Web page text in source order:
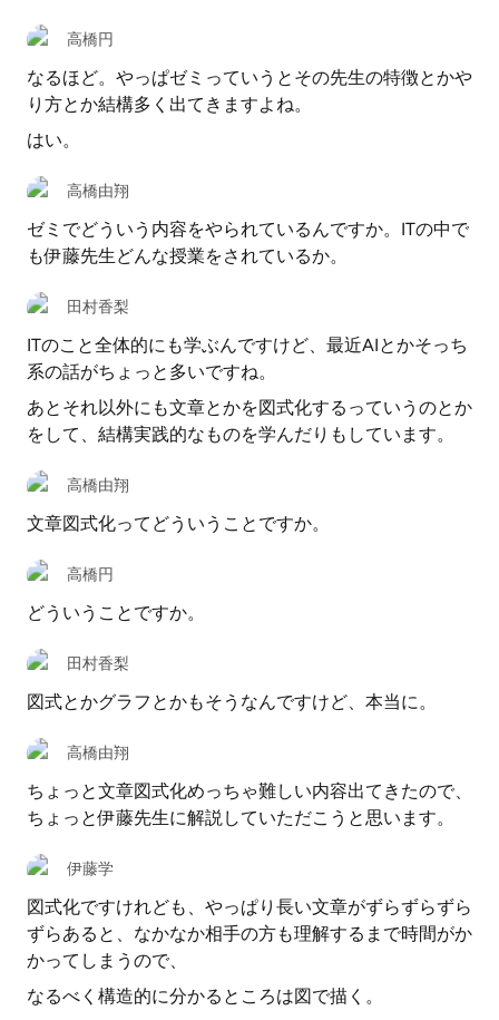
高橋円
なるほど。やっぱゼミっていうとその先生の特徴とかや
り方とか結構多く出てきますよね。
はい。
高橋由翔
ゼミでどういう内容をやられているんですか。ITの中で
も伊藤先生どんな授業をされているか。
田村香梨
ITのこと全体的にも学ぶんですけど、最近AIとかそっち
系の話がちょっと多いですね。
あとそれ以外にも文章とかを図式化するっていうのとか
をして、結構実践的なものを学んだりもしています。
高橋由翔
文章図式化ってどういうことですか。
高橋円
どういうことですか。
田村香梨
図式とかグラフとかもそうなんですけど、本当に。
高橋由翔
ちょっと文章図式化めっちゃ難しい内容出てきたので、
ちょっと伊藤先生に解説していただこうと思います。
伊藤学
図式化ですけれども、やっぱり長い文章がずらずらずら
ずらあると、なかなか相手の方も理解するまで時間がか
かってしまうので、
なるべく構造的に分かるところは図で描く。